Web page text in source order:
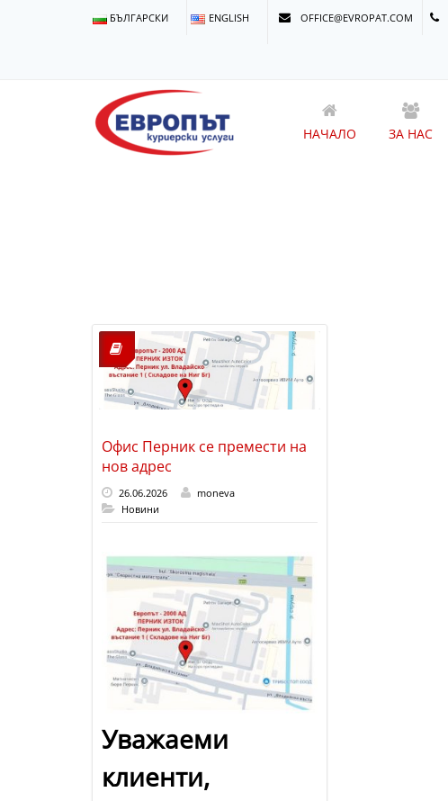
БЪЛГАРСКИ ENGLISH OFFICE@EVROPAT.COM
НАЧАЛО ЗА НАС
Офис Перник се премести на
нов адрес
26.06.2026
moneva
Новини
Уважаеми
клиенти,